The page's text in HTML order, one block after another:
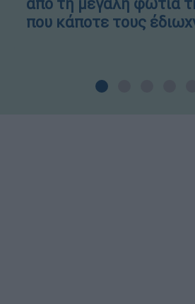
από τη μεγάλη φωτιά
που κάποτε τους